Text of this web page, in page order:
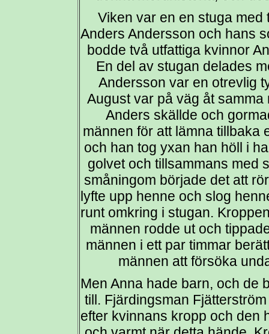
Viken var en en stuga med
Anders Andersson och hans
bodde två utfattiga kvinnor
En del av stugan delades
Andersson var en otrevlig
August var på väg åt
Anders skällde och
männen för att lämna tillbaka
och han tog yxan han höll i
golvet och tillsammans med
småningom började det att
lyfte upp henne och slog
runt omkring i stugan.
männen rodde ut och
männen i ett par timmar
männen att försöka
Men Anna hade barn, och de
till. Fjärdingsman
efter kvinnans kropp och den